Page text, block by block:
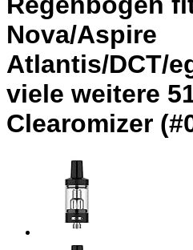
Nova/Aspire
Atlantis/DCT/
viele weitere
Clearomizer